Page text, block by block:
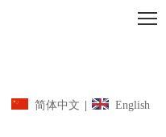
简体中文 English